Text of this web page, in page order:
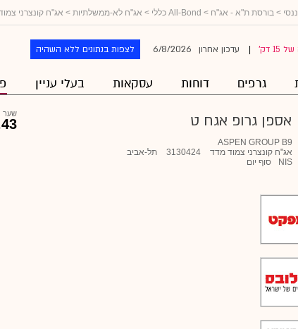
> בורסת ת"א - אג"ח > All-Bond כללי > אג"ח לא-ממשלתיות > אג"ח קונצרני
דק' עדכון אחרון 6/8/2026 לצפות בנתונים ללא השהיה
גרפים דוחות עסקאות בעלי עניין
אספן גרופ אגח ט
ASPEN GROUP B9
אג"ח קונצרני צמוד מדד
3130424
תל-אביב
NIS
סוף יום
שער